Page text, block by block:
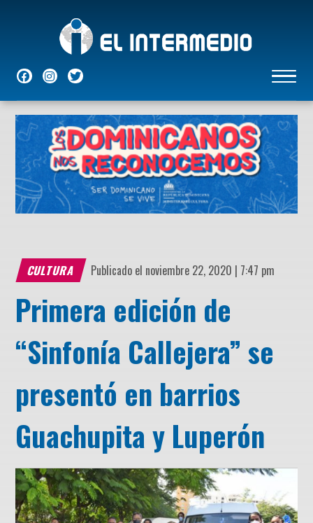
NACIONALES INTERNACIONALESECONÓMICASDEPORTES ENTRETENIMIENTO
CULTURA Publicado el noviembre 22, 2020 | 7:47 pm
Primera edición de
“Sinfonía Callejera” se
presentó en barrios
Guachupita y Luperón